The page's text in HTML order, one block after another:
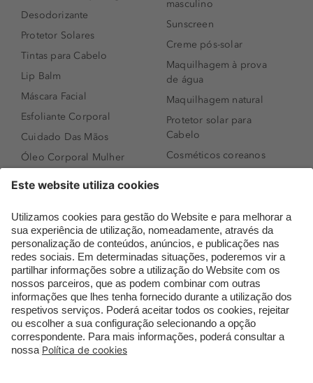
Desodorizante
Protetor Solares
Tintas para Cabelo
Lip Balm
Máscara Facial
Esfoliante Corporal
Cuidado Das Mãos
Óleo Corporal Mulher
Sérum de Rosto
Body mist & Spray
corporal
Produtos para Cabelo
Homem
Espuma de Limpeza
Facial
Dermocosmética
masculino
Sunscreen
Creme pós-solar
Maquilhagem à prova
de água
Maquilhagem natural
Protetor solar para
Cabelo
Cosméticos coreanos
Perfumes árabes
Novidades
Melhores Perfumes
Femininos
TOP 10: Perfumes
Masculinos
Pestanas Postiças
Creme Rosto Homem